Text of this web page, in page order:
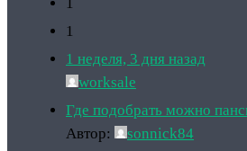
1
1 неделя, 3 дня назад
worksale
Где подобрать можно
Автор:
sonnick84